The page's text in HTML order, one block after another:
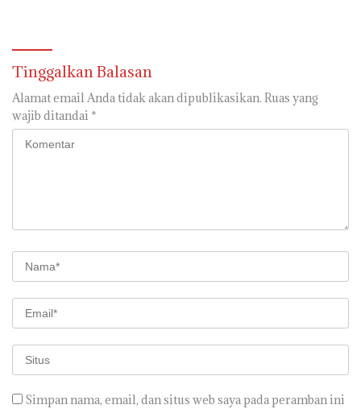
Tinggalkan Balasan
Alamat email Anda tidak akan dipublikasikan. Ruas yang
wajib ditandai *
Simpan nama, email, dan situs web saya pada peramban ini